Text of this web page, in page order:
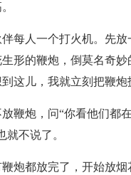
每人一个打火机。先
形的鞭炮，倒莫名奇
这儿，我就立刻把鞭炮
鞭炮，问“你看他们都
就不说了。
炮都放完了，开始放